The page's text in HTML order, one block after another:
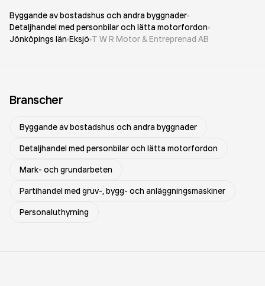
Byggande av bostadshus och andra byggnader
Detaljhandel med personbilar och lätta motorfordon
Jönköpings län Eksjö T W R Motor & Entreprenad AB
Branscher
Byggande av bostadshus och andra byggnader
Detaljhandel med personbilar och lätta motorfordon
Mark- och grundarbeten
Partihandel med gruv-, bygg- och anläggningsmaskiner
Personaluthyrning